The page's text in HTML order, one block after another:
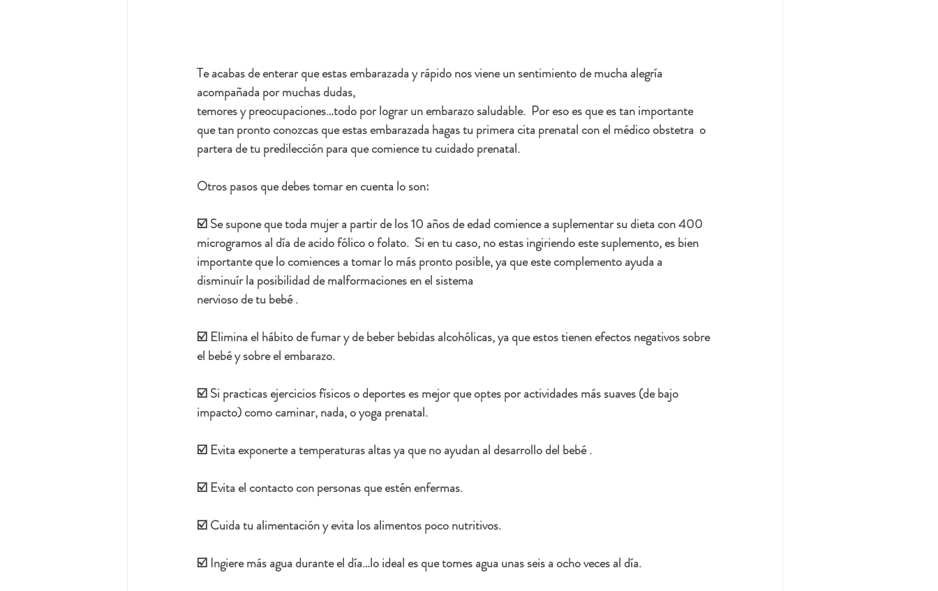
Te acabas de enterar que estas embarazada y rápido nos viene un sentimiento de mucha alegría
acompañada por muchas dudas,
temores y preocupaciones…todo por lograr un embarazo saludable.  Por eso es que es tan importante
que tan pronto conozcas que estas embarazada hagas tu primera cita prenatal con el médico obstetra  o
partera de tu predilección para que comience tu cuidado prenatal.
Otros pasos que debes tomar en cuenta lo son:
☑️ Se supone que toda mujer a partir de los 10 años de edad comience a suplementar su dieta con 400
microgramos al día de acido fólico o folato.  Si en tu caso, no estas ingiriendo este suplemento, es bien
importante que lo comiences a tomar lo más pronto posible, ya que este complemento ayuda a
disminuír la posibilidad de malformaciones en el sistema
nervioso de tu bebé .
☑️ Elimina el hábito de fumar y de beber bebidas alcohólicas, ya que estos tienen efectos negativos sobre
el bebé y sobre el embarazo.
☑️ Si practicas ejercicios físicos o deportes es mejor que optes por actividades más suaves (de bajo
impacto) como caminar, nada, o yoga prenatal.
☑️ Evita exponerte a temperaturas altas ya que no ayudan al desarrollo del bebé .
☑️ Evita el contacto con personas que estén enfermas.
☑️ Cuida tu alimentación y evita los alimentos poco nutritivos.
☑️ Ingiere más agua durante el día…lo ideal es que tomes agua unas seis a ocho veces al día.